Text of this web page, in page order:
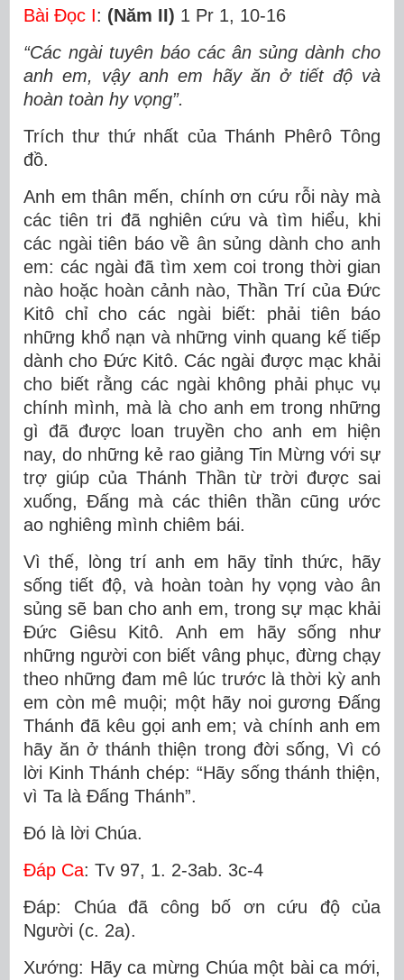
Bài Ðọc I: (Năm II) 1 Pr 1, 10-16
“Các ngài tuyên báo các ân sủng dành cho
anh em, vậy anh em hãy ăn ở tiết độ và
hoàn toàn hy vọng”.
Trích thư thứ nhất của Thánh Phêrô Tông
đồ.
Anh em thân mến, chính ơn cứu rỗi này mà
các tiên tri đã nghiên cứu và tìm hiểu, khi
các ngài tiên báo về ân sủng dành cho anh
em: các ngài đã tìm xem coi trong thời gian
nào hoặc hoàn cảnh nào, Thần Trí của Ðức
Kitô chỉ cho các ngài biết: phải tiên báo
những khổ nạn và những vinh quang kế tiếp
dành cho Ðức Kitô. Các ngài được mạc khải
cho biết rằng các ngài không phải phục vụ
chính mình, mà là cho anh em trong những
gì đã được loan truyền cho anh em hiện
nay, do những kẻ rao giảng Tin Mừng với sự
trợ giúp của Thánh Thần từ trời được sai
xuống, Ðấng mà các thiên thần cũng ước
ao nghiêng mình chiêm bái.
Vì thế, lòng trí anh em hãy tỉnh thức, hãy
sống tiết độ, và hoàn toàn hy vọng vào ân
sủng sẽ ban cho anh em, trong sự mạc khải
Ðức Giêsu Kitô. Anh em hãy sống như
những người con biết vâng phục, đừng chạy
theo những đam mê lúc trước là thời kỳ anh
em còn mê muội; một hãy noi gương Ðấng
Thánh đã kêu gọi anh em; và chính anh em
hãy ăn ở thánh thiện trong đời sống, Vì có
lời Kinh Thánh chép: “Hãy sống thánh thiện,
vì Ta là Ðấng Thánh”.
Ðó là lời Chúa.
Ðáp Ca: Tv 97, 1. 2-3ab. 3c-4
Ðáp: Chúa đã công bố ơn cứu độ của
Người (c. 2a).
Xướng: Hãy ca mừng Chúa một bài ca mới,